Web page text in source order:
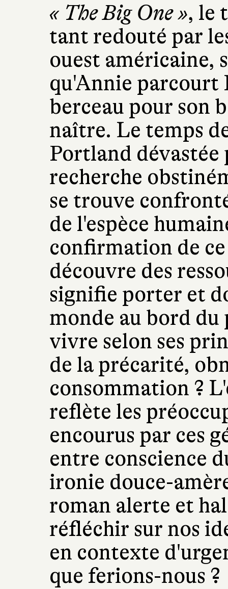
« The Big One », le
tant redouté par
ouest américaine,
qu'Annie parcourt
berceau pour son
naître. Le temps
Portland dévastée
recherche
se trouve
de l'espèce
confirmation de
découvre des
signifie porter et
monde au bord
vivre selon ses
de la précarité,
consommation ?
reflète les
encourus par ces
entre conscience
ironie douce-
roman alerte et
réfléchir sur nos
en contexte
que ferions-nous ?